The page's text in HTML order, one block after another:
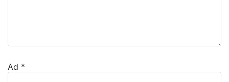
Ad *